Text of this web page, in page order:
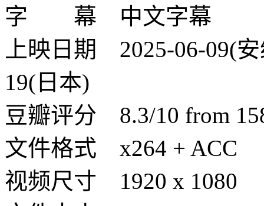
字 幕 中文字幕
上映日期 2025-06-09(
19(日本)
豆瓣评分 8.3/10 from
文件格式 x264 + ACC
视频尺寸 1920 x 1080